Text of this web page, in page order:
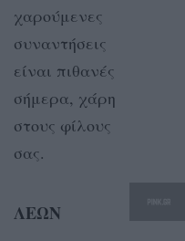
χαρούμενες
συναντήσεις
είναι πιθανές
σήμερα, χάρη
στους φίλους
σας.
ΛΕΩΝ